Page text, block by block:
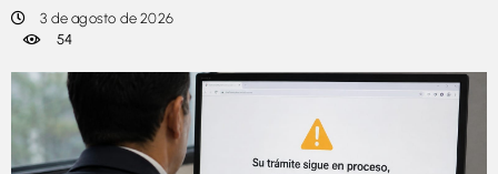
3 de agosto de 2026
54